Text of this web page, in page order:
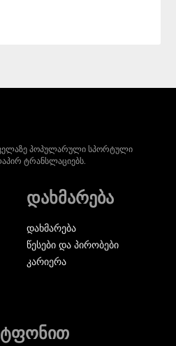
პოპულარული სპორტული
ტრანსლაციებს.
დახმარება
დახმარება
წესები და პირობები
კარიერა